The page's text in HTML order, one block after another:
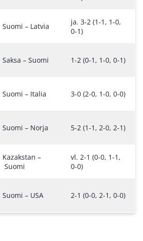
Suomi – Latvia
ja. 3-2 (1-1, 1-0,
0-1)
Saksa – Suomi 1-2 (0-1, 1-0, 0-1)
Suomi – Italia 3-0 (2-0, 1-0, 0-0)
Suomi – Norja 5-2 (1-1, 2-0, 2-1)
Kazakstan –
Suomi
vl. 2-1 (0-0, 1-1,
0-0)
Suomi – USA 2-1 (0-0, 2-1, 0-0)